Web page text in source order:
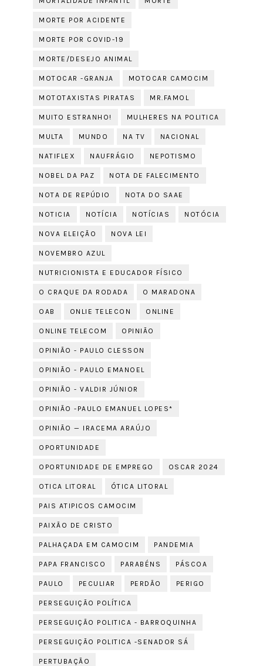
MORTE POR ACIDENTE
MORTE POR COVID-19
MORTE/DESEJO ANIMAL
MOTOCAR -GRANJA MOTOCAR CAMOCIM
MOTOTAXISTAS PIRATAS MR.FAMOL
MUITO ESTRANHO! MULHERES NA POLITICA
MULTA MUNDO NA TV NACIONAL
NATIFLEX NAUFRÁGIO NEPOTISMO
NOBEL DA PAZ NOTA DE FALECIMENTO
NOTA DE REPÚDIO NOTA DO SAAE
NOTICIA NOTÍCIA NOTÍCIAS NOTÓCIA
NOVA ELEIÇÃO NOVA LEI
NOVEMBRO AZUL
NUTRICIONISTA E EDUCADOR FÍSICO
O CRAQUE DA RODADA O MARADONA
OAB ONLIE TELECON ONLINE
ONLINE TELECOM OPINIÃO
OPINIÃO - PAULO CLESSON
OPINIÃO - PAULO EMANOEL
OPINIÃO - VALDIR JÚNIOR
OPINIÃO -PAULO EMANUEL LOPES*
OPINIÃO — IRACEMA ARAÚJO
OPORTUNIDADE
OPORTUNIDADE DE EMPREGO OSCAR 2024
OTICA LITORAL ÓTICA LITORAL
PAIS ATIPICOS CAMOCIM
PAIXÃO DE CRISTO
PALHAÇADA EM CAMOCIM PANDEMIA
PAPA FRANCISCO PARABÉNS PÁSCOA
PAULO PECULIAR PERDÃO PERIGO
PERSEGUIÇÃO POLÍTICA
PERSEGUIÇÃO POLITICA - BARROQUINHA
PERSEGUIÇÃO POLITICA -SENADOR SÁ
PERTUBAÇÃO